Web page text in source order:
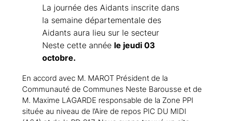
La journée des Aidants inscrite dans
la semaine départementale des
Aidants aura lieu sur le secteur
Neste cette année le jeudi 03
octobre.
En accord avec M. MAROT Président de la
Communauté de Communes Neste Barousse et de
M. Maxime LAGARDE responsable de la Zone PPI
située au niveau de l’Aire de repos PIC DU MIDI